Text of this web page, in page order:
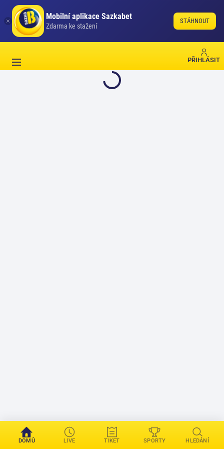
Mobilní aplikace Sazkabet
Zdarma ke stažení
STÁHNOUT
PŘIHLÁSIT
DOMŮ LIVE TIKET SPORTY HLEDÁNÍ